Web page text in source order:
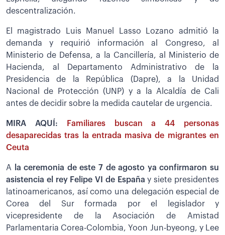
descentralización.
El magistrado Luis Manuel Lasso Lozano admitió la
demanda y requirió información al Congreso, al
Ministerio de Defensa, a la Cancillería, al Ministerio de
Hacienda, al Departamento Administrativo de la
Presidencia de la República (Dapre), a la Unidad
Nacional de Protección (UNP) y a la Alcaldía de Cali
antes de decidir sobre la medida cautelar de urgencia.
MIRA AQUÍ:
Familiares buscan a 44 personas
desaparecidas tras la entrada masiva de migrantes en
Ceuta
A
la ceremonia de este 7 de agosto ya confirmaron su
asistencia el rey Felipe VI de Españay siete presidentes
latinoamericanos, así como una delegación especial de
Corea del Sur formada por el legislador y
vicepresidente de la Asociación de Amistad
Parlamentaria Corea-Colombia, Yoon Jun-byeong, y Lee